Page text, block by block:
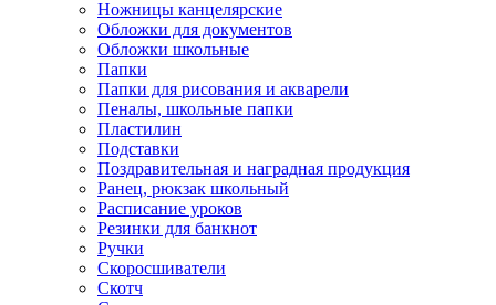
Ножницы канцелярские
Обложки для документов
Обложки школьные
Папки
Папки для рисования и акварели
Пеналы, школьные папки
Пластилин
Подставки
Поздравительная и наградная продукция
Ранец, рюкзак школьный
Расписание уроков
Резинки для банкнот
Ручки
Скоросшиватели
Скотч